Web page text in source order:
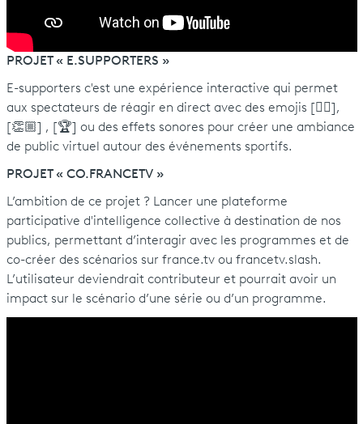
PROJET « E.SUPPORTERS »
E-supporters c'est une expérience interactive qui permet
aux spectateurs de réagir en direct avec des emojis [👍🏼],
[👏🏼] , [🏆] ou des effets sonores pour créer une ambiance
de public virtuel autour des événements sportifs.
PROJET « CO.FRANCETV »
L’ambition de ce projet ? Lancer une plateforme
participative d'intelligence collective à destination de nos
publics, permettant d’interagir avec les programmes et de
co-créer des scénarios sur france.tv ou francetv.slash.
L’utilisateur deviendrait contributeur et pourrait avoir un
impact sur le scénario d’une série ou d’un programme.